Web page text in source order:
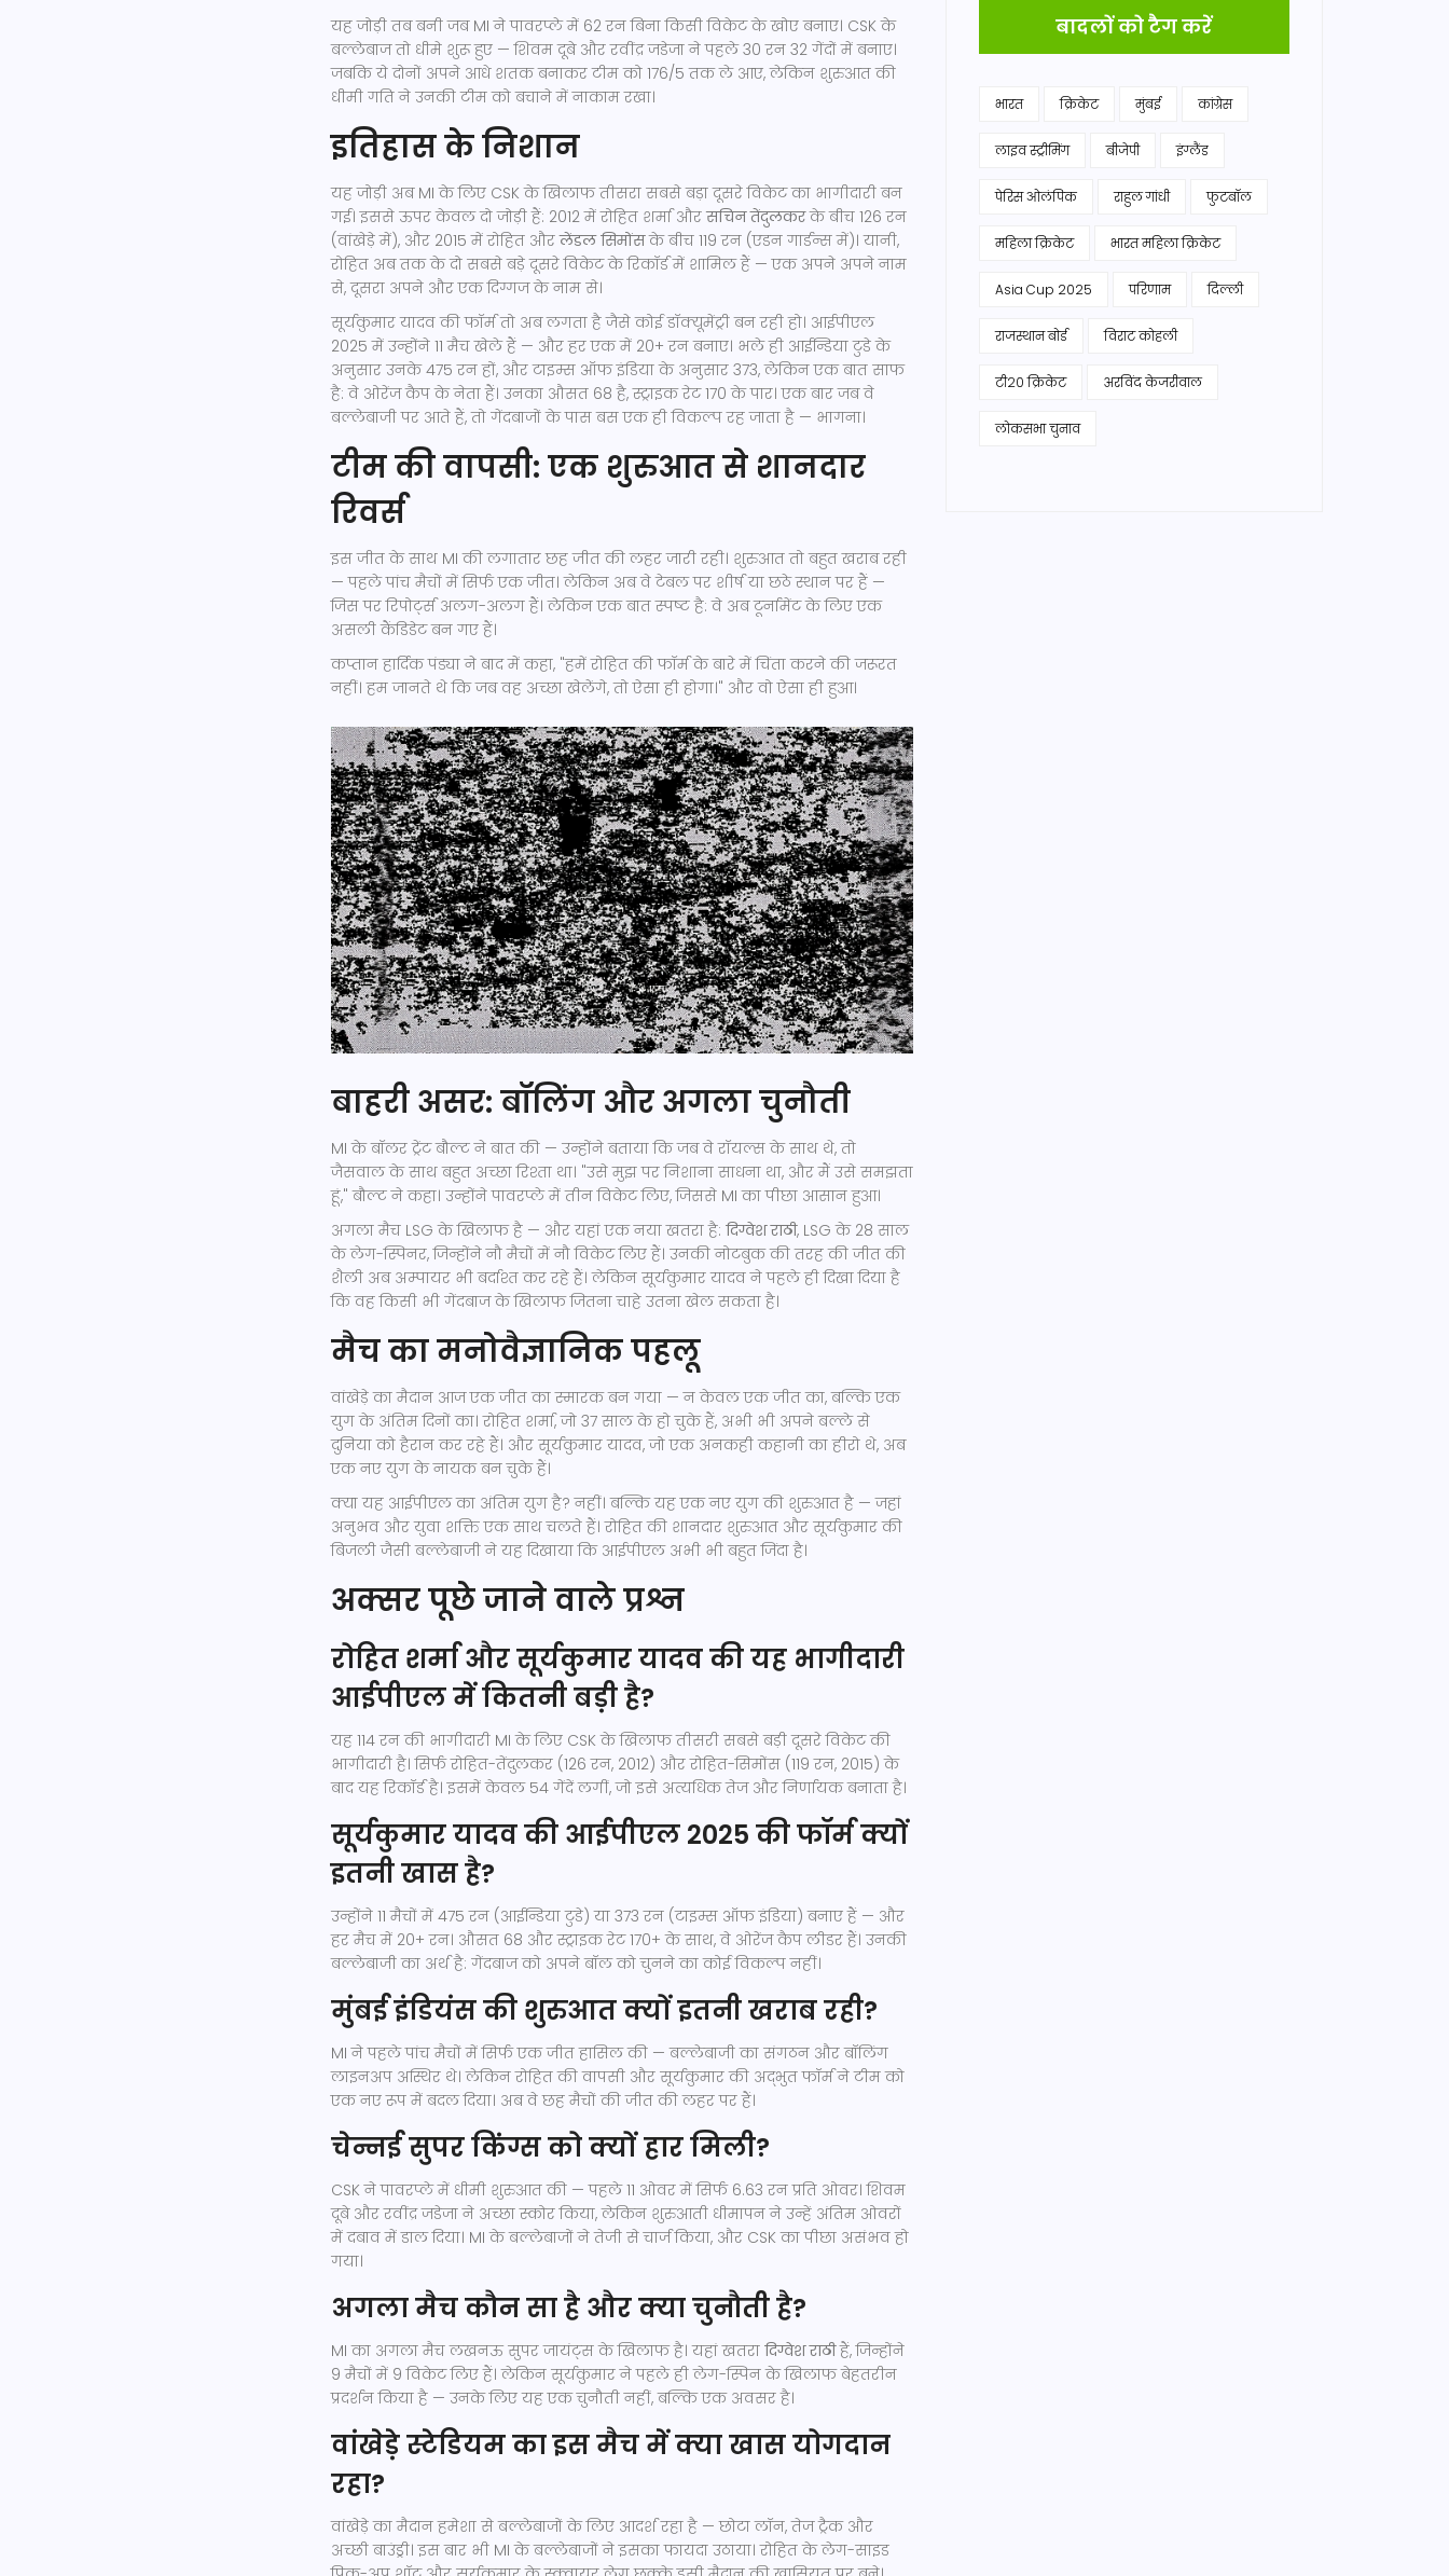
यह जोड़ी तब बनी जब MI ने पावरप्ले में 62 रन बिना किसी विकेट के खोए बनाए। CSK के
बल्लेबाज तो धीमे शुरू हुए — शिवम दूबे और रवींद्र जडेजा ने पहले 30 रन 32 गेंदों में बनाए।
जबकि ये दोनों अपने आधे शतक बनाकर टीम को 176/5 तक ले आए, लेकिन शुरुआत की
धीमी गति ने उनकी टीम को बचाने में नाकाम रखा।
इतिहास के निशान
यह जोड़ी अब MI के लिए CSK के खिलाफ तीसरा सबसे बड़ा दूसरे विकेट का भागीदारी बन
गई। इससे ऊपर केवल दो जोड़ी हैं: 2012 में रोहित शर्मा औरसचिन तेंदुलकरके बीच 126 रन
(वांखेड़े में), और 2015 में रोहित औरलेंडल सिमोंसके बीच 119 रन (एडन गार्डन्स में)। यानी,
रोहित अब तक के दो सबसे बड़े दूसरे विकेट के रिकॉर्ड में शामिल हैं — एक अपने अपने नाम
से, दूसरा अपने और एक दिग्गज के नाम से।
सूर्यकुमार यादव की फॉर्म तो अब लगता है जैसे कोई डॉक्यूमेंट्री बन रही हो। आईपीएल
2025 में उन्होंने 11 मैच खेले हैं — और हर एक में 20+ रन बनाए। भले ही आईन्डिया टुडे के
अनुसार उनके 475 रन हों, और टाइम्स ऑफ इंडिया के अनुसार 373, लेकिन एक बात साफ
है: वे ओरेंज कैप के नेता हैं। उनका औसत 68 है, स्ट्राइक रेट 170 के पार। एक बार जब वे
बल्लेबाजी पर आते हैं, तो गेंदबाजों के पास बस एक ही विकल्प रह जाता है — भागना।
टीम की वापसी: एक शुरुआत से शानदार
रिवर्स
इस जीत के साथ MI की लगातार छह जीत की लहर जारी रही। शुरुआत तो बहुत खराब रही
— पहले पांच मैचों में सिर्फ एक जीत। लेकिन अब वे टेबल पर शीर्ष या छठे स्थान पर हैं —
जिस पर रिपोर्ट्स अलग-अलग हैं। लेकिन एक बात स्पष्ट है: वे अब टूर्नामेंट के लिए एक
असली कैंडिडेट बन गए हैं।
कप्तान हार्दिक पंड्या ने बाद में कहा, "हमें रोहित की फॉर्म के बारे में चिंता करने की जरूरत
नहीं। हम जानते थे कि जब वह अच्छा खेलेंगे, तो ऐसा ही होगा।" और वो ऐसा ही हुआ।
बाहरी असर: बॉलिंग और अगला चुनौती
MI के बॉलर ट्रेंट बौल्ट ने बात की — उन्होंने बताया कि जब वे रॉयल्स के साथ थे, तो
जैसवाल के साथ बहुत अच्छा रिश्ता था। "उसे मुझ पर निशाना साधना था, और मैं उसे समझता
हूं," बौल्ट ने कहा। उन्होंने पावरप्ले में तीन विकेट लिए, जिससे MI का पीछा आसान हुआ।
अगला मैच LSG के खिलाफ है — और यहां एक नया खतरा है: दिग्वेश राठी, LSG के 28 साल
के लेग-स्पिनर, जिन्होंने नौ मैचों में नौ विकेट लिए हैं। उनकी नोटबुक की तरह की जीत की
शैली अब अम्पायर भी बर्दाश्त कर रहे हैं। लेकिन सूर्यकुमार यादव ने पहले ही दिखा दिया है
कि वह किसी भी गेंदबाज के खिलाफ जितना चाहे उतना खेल सकता है।
मैच का मनोवैज्ञानिक पहलू
वांखेड़े का मैदान आज एक जीत का स्मारक बन गया — न केवल एक जीत का, बल्कि एक
युग के अंतिम दिनों का। रोहित शर्मा, जो 37 साल के हो चुके हैं, अभी भी अपने बल्ले से
दुनिया को हैरान कर रहे हैं। और सूर्यकुमार यादव, जो एक अनकही कहानी का हीरो थे, अब
एक नए युग के नायक बन चुके हैं।
क्या यह आईपीएल का अंतिम युग है? नहीं। बल्कि यह एक नए युग की शुरुआत है — जहां
अनुभव और युवा शक्ति एक साथ चलते हैं। रोहित की शानदार शुरुआत और सूर्यकुमार की
बिजली जैसी बल्लेबाजी ने यह दिखाया कि आईपीएल अभी भी बहुत जिंदा है।
अक्सर पूछे जाने वाले प्रश्न
रोहित शर्मा और सूर्यकुमार यादव की यह भागीदारी
आईपीएल में कितनी बड़ी है?
यह 114 रन की भागीदारी MI के लिए CSK के खिलाफ तीसरी सबसे बड़ी दूसरे विकेट की
भागीदारी है। सिर्फ रोहित-तेंदुलकर (126 रन, 2012) और रोहित-सिमोंस (119 रन, 2015) के
बाद यह रिकॉर्ड है। इसमें केवल 54 गेंदें लगीं, जो इसे अत्यधिक तेज और निर्णायक बनाता है।
सूर्यकुमार यादव की आईपीएल 2025 की फॉर्म क्यों
इतनी खास है?
उन्होंने 11 मैचों में 475 रन (आईन्डिया टुडे) या 373 रन (टाइम्स ऑफ इंडिया) बनाए हैं — और
हर मैच में 20+ रन। औसत 68 और स्ट्राइक रेट 170+ के साथ, वे ओरेंज कैप लीडर हैं। उनकी
बल्लेबाजी का अर्थ है: गेंदबाज को अपने बॉल को चुनने का कोई विकल्प नहीं।
मुंबई इंडियंस की शुरुआत क्यों इतनी खराब रही?
MI ने पहले पांच मैचों में सिर्फ एक जीत हासिल की — बल्लेबाजी का संगठन और बॉलिंग
लाइनअप अस्थिर थे। लेकिन रोहित की वापसी और सूर्यकुमार की अद्भुत फॉर्म ने टीम को
एक नए रूप में बदल दिया। अब वे छह मैचों की जीत की लहर पर हैं।
चेन्नई सुपर किंग्स को क्यों हार मिली?
CSK ने पावरप्ले में धीमी शुरुआत की — पहले 11 ओवर में सिर्फ 6.63 रन प्रति ओवर। शिवम
दूबे और रवींद्र जडेजा ने अच्छा स्कोर किया, लेकिन शुरुआती धीमापन ने उन्हें अंतिम ओवरों
में दबाव में डाल दिया। MI के बल्लेबाजों ने तेजी से चार्ज किया, और CSK का पीछा असंभव हो
गया।
अगला मैच कौन सा है और क्या चुनौती है?
MI का अगला मैच लखनऊ सुपर जायंट्स के खिलाफ है। यहां खतरा दिग्वेश राठीहैं, जिन्होंने
9 मैचों में 9 विकेट लिए हैं। लेकिन सूर्यकुमार ने पहले ही लेग-स्पिन के खिलाफ बेहतरीन
प्रदर्शन किया है — उनके लिए यह एक चुनौती नहीं, बल्कि एक अवसर है।
वांखेड़े स्टेडियम का इस मैच में क्या खास योगदान
रहा?
वांखेड़े का मैदान हमेशा से बल्लेबाजों के लिए आदर्श रहा है — छोटा लॉन, तेज ट्रैक और
अच्छी बाउंड्री। इस बार भी MI के बल्लेबाजों ने इसका फायदा उठाया। रोहित के लेग-साइड
बादलों को टैग करें
भारत क्रिकेट मुंबई कांग्रेस
लाइव स्ट्रीमिंग बीजेपी इंग्लैंड
पेरिस ओलंपिक राहुल गांधी फुटबॉल
महिला क्रिकेट भारत महिला क्रिकेट
Asia Cup 2025 परिणाम दिल्ली
राजस्थान बोर्ड विराट कोहली
टी20 क्रिकेट अरविंद केजरीवाल
लोकसभा चुनाव